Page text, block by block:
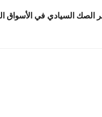
السيادي في الأسواق